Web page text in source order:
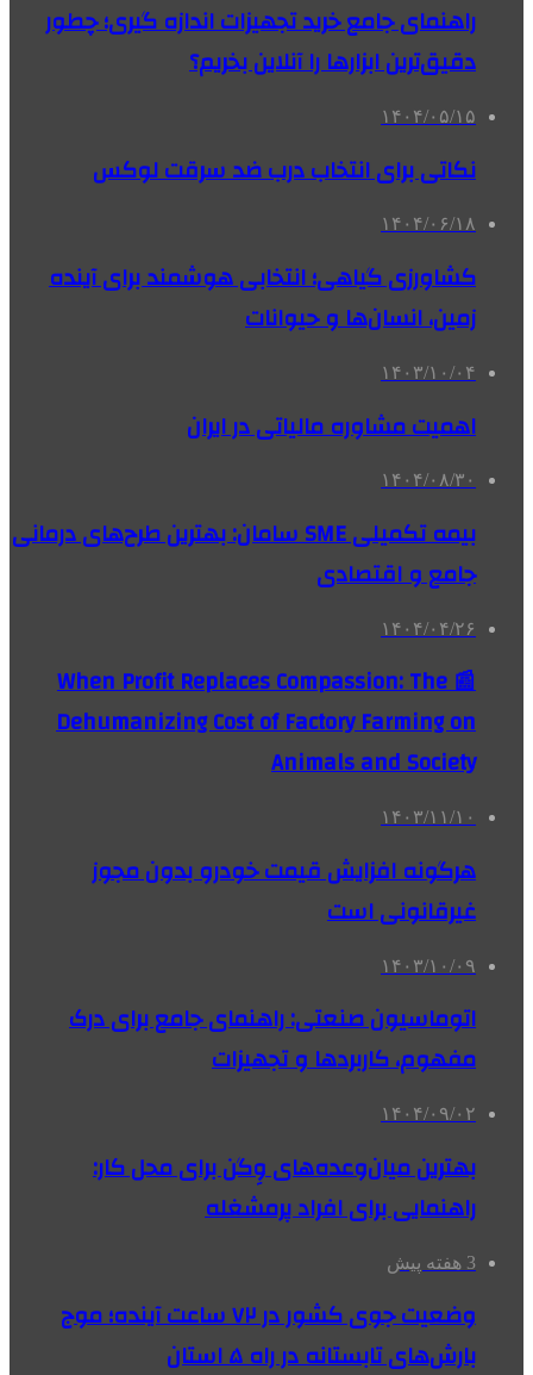
راهنمای جامع خرید تجهیزات اندازه گیری؛ چطور
دقیق‌ترین ابزارها را آنلاین بخریم؟
۱۴۰۴/۰۵/۱۵
نکاتی برای انتخاب درب ضد سرقت لوکس
۱۴۰۴/۰۶/۱۸
کشاورزی گیاهی؛ انتخابی هوشمند برای آینده
زمین، انسان‌ها و حیوانات
۱۴۰۳/۱۰/۰۴
اهمیت مشاوره مالیاتی در ایران
۱۴۰۴/۰۸/۳۰
بیمه تکمیلی SME سامان: بهترین طرح‌های درمانی
جامع و اقتصادی
۱۴۰۴/۰۴/۲۶
📰 When Profit Replaces Compassion: The
Dehumanizing Cost of Factory Farming on
Animals and Society
۱۴۰۳/۱۱/۱۰
هرگونه افزایش قیمت خودرو بدون مجوز
غیرقانونی است
۱۴۰۳/۱۰/۰۹
اتوماسیون صنعتی: راهنمای جامع برای درک
مفهوم، کاربردها و تجهیزات
۱۴۰۴/۰۹/۰۲
بهترین میان‌وعده‌های وِگن برای محل کار:
راهنمایی برای افراد پرمشغله
3 هفته پیش
وضعیت جوی کشور در ۷۲ ساعت آینده؛ موج
بارش‌های تابستانه در راه ۵ استان